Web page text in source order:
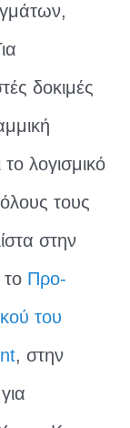
δοκιμές
λογισμικό
όλους τους
στην
το Προ-
του
, στην